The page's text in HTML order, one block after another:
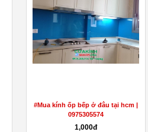
#Mua kính ốp bếp ở đâu tại hcm |
0975305574
1,000đ